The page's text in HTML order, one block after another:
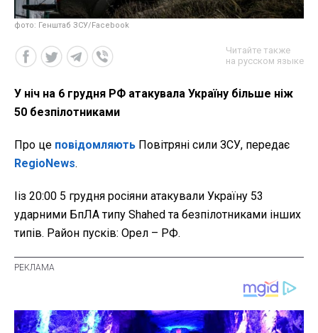
фото: Генштаб ЗСУ/Facebook
Читайте также
на русском языке
У ніч на 6 грудня РФ атакувала Україну більше ніж
50 безпілотниками
Про це повідомляють Повітряні сили ЗСУ, передає
RegioNews.
Ііз 20:00 5 грудня росіяни атакували Україну 53
ударними БпЛА типу Shahed та безпілотниками інших
типів. Район пусків: Орел – РФ.